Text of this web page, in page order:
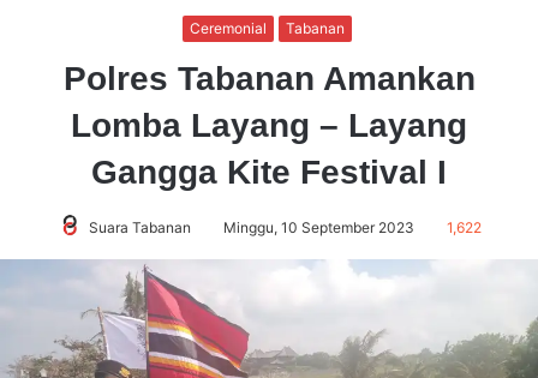
Ceremonial Tabanan
Polres Tabanan Amankan
Lomba Layang – Layang
Gangga Kite Festival I
Suara Tabanan Minggu, 10 September 2023 1,622